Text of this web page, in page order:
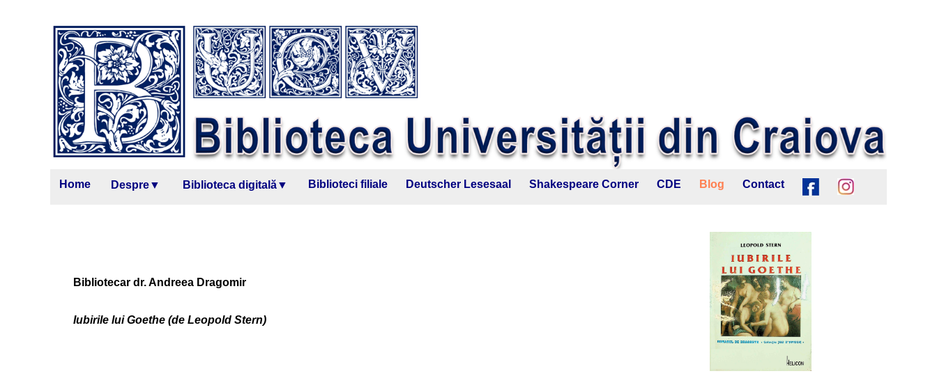
Home Despre▼ Biblioteca digitală▼ Biblioteci filiale Deutscher Lesesaal Shakespeare Corner CDE Blog Contact
Bibliotecar dr. Andreea Dragomir
Iubirile lui Goethe (de Leopold Stern)